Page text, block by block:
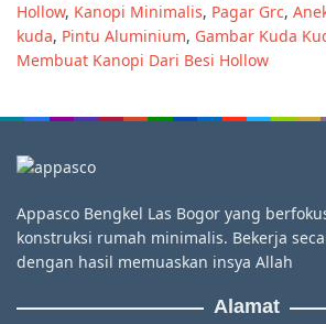
Hollow, Kanopi Minimalis, Pagar Grc,
kuda, Pintu Aluminium, Gambar Kuda
Membuat Kanopi Dari Besi Hollow
Appasco Bengkel Las Bogor yang
konstruksi rumah minimalis. Bekerja
dengan hasil memuaskan insya Allah
Alamat